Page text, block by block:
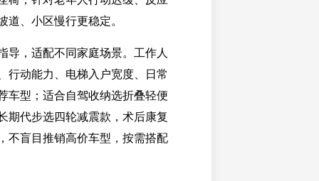
道、小区慢行更稳定。
导，适配不同家庭场景。工作人
行动能力、电梯入户宽度、日常
车型；适合自驾收纳选折叠轻便
期代步选四轮减震款，术后康复
不盲目推销高价车型，按需搭配